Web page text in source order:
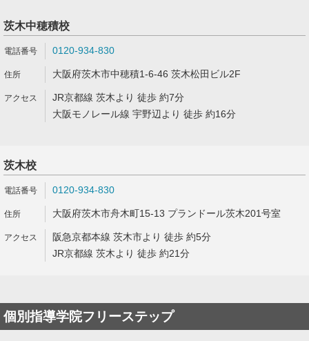
茨木中穂積校
0120-934-830
大阪府茨木市中穂積1-6-46 茨木松田ビル2F
JR京都線 茨木より 徒歩 約7分
大阪モノレール線 宇野辺より 徒歩 約16分
茨木校
0120-934-830
大阪府茨木市舟木町15-13 プランドール茨木201号室
阪急京都本線 茨木市より 徒歩 約5分
JR京都線 茨木より 徒歩 約21分
個別指導学院フリーステップ